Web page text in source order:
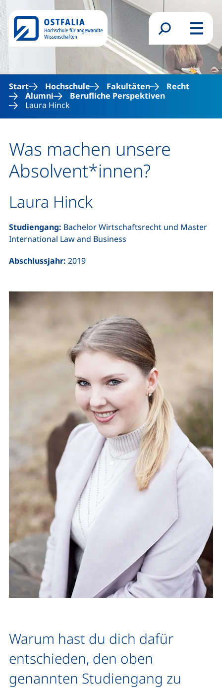
Direkt zum Inhalt
Suchformular
Menü
Start Hochschule Fakultäten
Recht
Alumni
Berufliche Perspektiven
Laura Hinck
Was machen unsere
Absolvent*innen?
Laura Hinck
Studiengang: Bachelor Wirtschaftsrecht und Master
International Law and Business
Abschlussjahr: 2019
Warum hast du dich dafür
entschieden, den oben
genannten Studiengang zu